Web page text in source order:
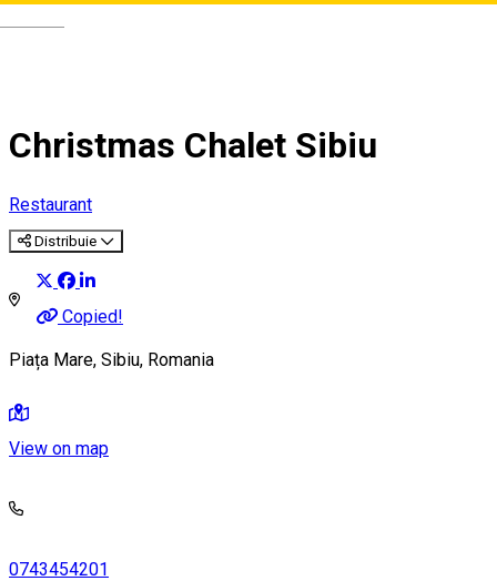
Christmas Chalet Sibiu
Restaurant
Distribuie
Copied!
Piața Mare, Sibiu, Romania
View on map
0743454201